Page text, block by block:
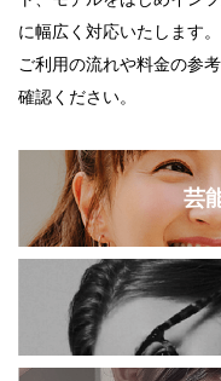
に幅広く対応いたします。
ご利用の流れや料金の参
確認ください。
芸